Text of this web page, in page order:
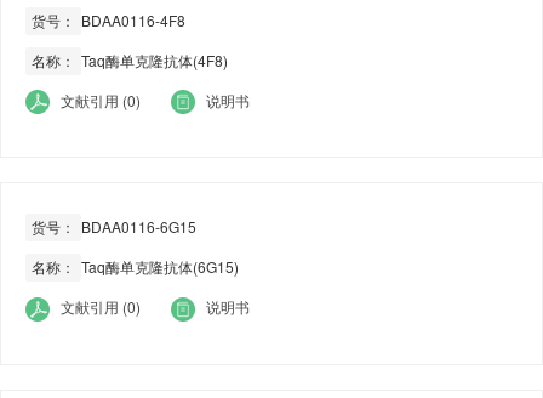
货号：
BDAA0116-4F8
名称： Taq酶单克隆抗体(4F8)
文献引用 (0)
说明书
货号：
BDAA0116-6G15
名称： Taq酶单克隆抗体(6G15)
文献引用 (0)
说明书